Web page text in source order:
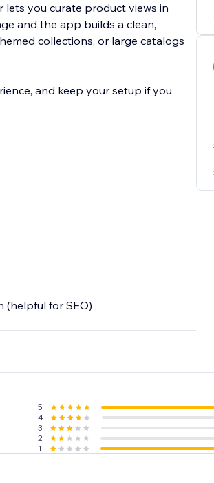
you curate product views in
and the app builds a clean,
collections, or large catalogs
and keep your setup if you
(helpful for SEO)
and styles
(EU compliant)
convert more of your traffic.
5
4
3
2
1